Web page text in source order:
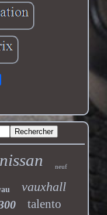
nissan neuf
vauxhall
talento